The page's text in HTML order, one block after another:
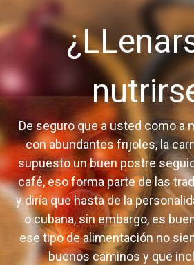
De seguro que a usted como a
con abundantes frijoles, la
supuesto un buen postre
café, eso forma parte de las
y diría que hasta de la
o cubana, sin embargo, es
ese tipo de alimentación no
buenos caminos y que